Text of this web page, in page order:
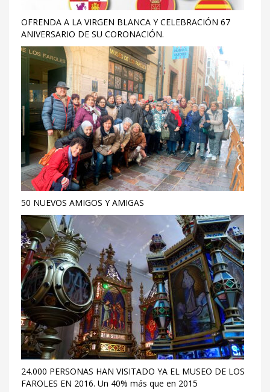
OFRENDA A LA VIRGEN BLANCA Y CELEBRACIÓN 67
ANIVERSARIO DE SU CORONACIÓN.
50 NUEVOS AMIGOS Y AMIGAS
24.000 PERSONAS HAN VISITADO YA EL MUSEO DE LOS
FAROLES EN 2016. Un 40% más que en 2015